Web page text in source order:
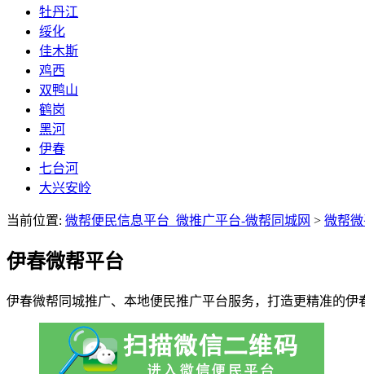
牡丹江
绥化
佳木斯
鸡西
双鸭山
鹤岗
黑河
伊春
七台河
大兴安岭
当前位置: 微帮便民信息平台_微推广平台-微帮同城网 > 微帮
伊春微帮平台
伊春微帮同城推广、本地便民推广平台服务，打造更精准的